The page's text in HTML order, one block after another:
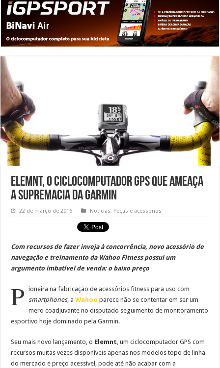
Elemnt, o ciclocomputador GPS que ameaça
a supremacia da Garmin
22 de março de 2016 Notícias, Peças e acessórios
Com recursos de fazer inveja à concorrência, novo acessório de
navegação e treinamento da Wahoo Fitness possui um
argumento imbatível de venda: o baixo preço
P
ioneira na fabricação de acessórios fitness para uso com
smartphones, aWahoo parece não se contentar em ser um
mero coadjuvante no disputado seguimento de monitoramento
esportivo hoje dominado pela Garmin.
Seu mais novo lançamento, o Elemnt, um ciclocomputador GPS com
recursos muitas vezes disponíveis apenas nos modelos topo de linha
do mercado e preço acessível, pode até não acabar com a